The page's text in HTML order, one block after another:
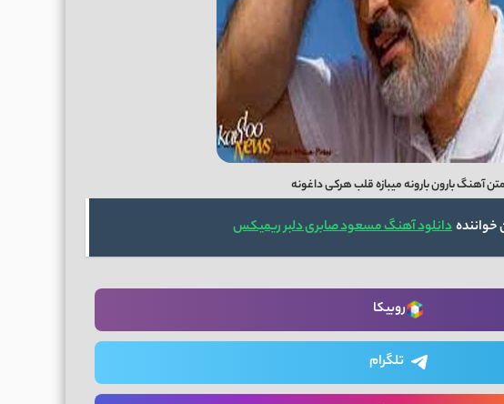
متن آهنگ بارون بارونه میبازه قلب هرکی داغونه
خوانندهدانلود آهنگ مسعود صابری دلبر ریمیکس
روبیکا
تلگرام